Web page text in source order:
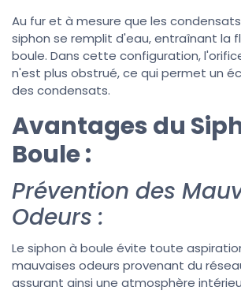
Au fur et à mesure que les
siphon se remplit d'eau, entraînant la
boule. Dans cette configuration,
n'est plus obstrué, ce qui permet un
des condensats.
Avantages du
Boule :
Prévention des
Odeurs :
Le siphon à boule évite toute
mauvaises odeurs provenant du
assurant ainsi une atmosphère